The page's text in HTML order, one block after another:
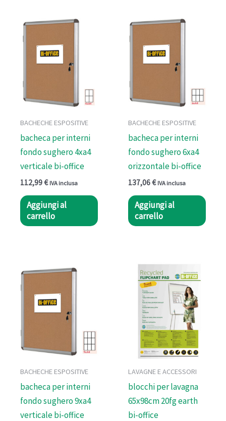
BACHECHE ESPOSITIVE
bacheca per interni
fondo sughero 4xa4
verticale bi-office
112,99€ IVA inclusa
Aggiungi al
carrello
BACHECHE ESPOSITIVE
bacheca per interni
fondo sughero 6xa4
orizzontale bi-office
137,06€ IVA inclusa
Aggiungi al
carrello
BACHECHE ESPOSITIVE
bacheca per interni
fondo sughero 9xa4
verticale bi-office
LAVAGNE E ACCESSORI
blocchi per lavagna
65x98cm 20fg earth
bi-office